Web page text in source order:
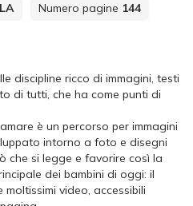
Numero pagine 144
discipline ricco di immagini, testi
di tutti, che ha come punti di
è un percorso per immagini
intorno a foto e disegni
che si legge e favorire così la
dei bambini di oggi: il
video, accessibili